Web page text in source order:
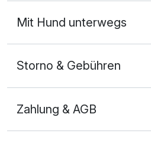
Mit Hund unterwegs
Storno & Gebühren
Zahlung & AGB